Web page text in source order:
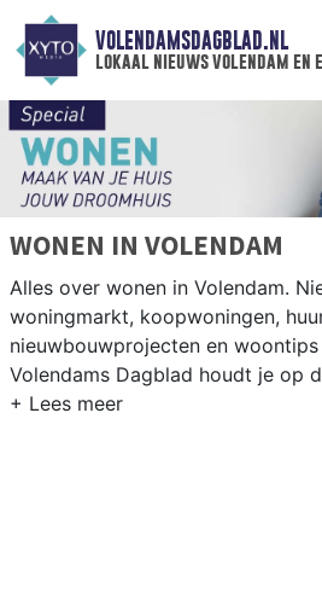
VOLENDAMSDAGBLAD.NL
lokaal nieuws volendam en
WONEN IN VOLENDAM
Alles over wonen in Volendam.
woningmarkt, koopwoningen,
nieuwbouwprojecten en
Volendams Dagblad houdt je op